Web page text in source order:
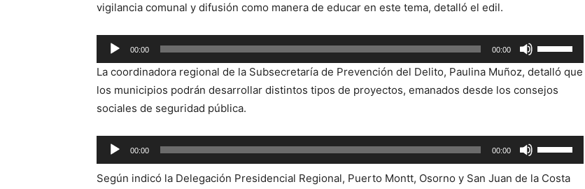
vigilancia comunal y difusión como manera de educar en este tema, detalló el edil.
Reproductor
de
audio
00:00 00:00
las
teclas
de
arriba/abajo
para
La coordinadora regional de la Subsecretaría de Prevención del Delito, Paulina Muñoz, detalló que
los municipios podrán desarrollar distintos tipos de proyectos, emanados desde los consejos
sociales de seguridad pública.
Reproductor
de
audio
00:00 00:00
las
teclas
Según indicó la Delegación Presidencial Regional, Puerto Montt, Osorno y San Juan de la Costa